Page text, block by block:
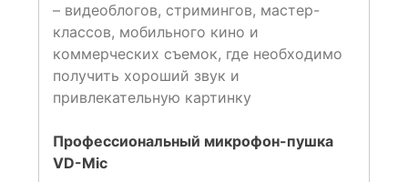
– видеоблогов, стримингов, мастер-
классов, мобильного кино и
коммерческих съемок, где необходимо
получить хороший звук и
привлекательную картинку
Профессиональный микрофон-пушка
VD-Mic